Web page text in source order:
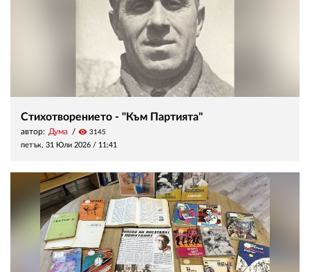
Стихотворението - "Към Партията"
автор: Дума visibility 3145
петък, 31 Юли 2026 / 11:41